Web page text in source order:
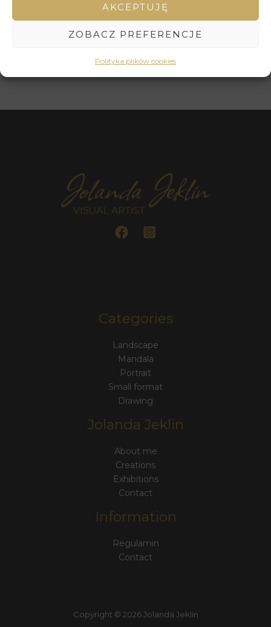
AKCEPTUJĘ
ZOBACZ PREFERENCJE
Polityka plików cookies
Categories:2013, Portrait
Categories
Landscape
Mandala
Portrait
Small format
Drawing
Jolanda Jeklin
About me
Creations
Exhibitions
Contact
Information
Regulamin
Contact
Copyright © 2026 Jolanda Jeklin